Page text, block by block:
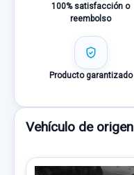
100% satisfacción o
reembolso
Producto garantizado
Vehículo de origen